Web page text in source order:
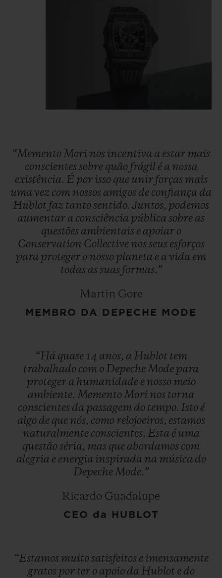
“Memento Mori nos incentiva a estar mais
conscientessobre quão frágil é a nossa
existência. É por isso que unir forças mais
uma vez com nossos amigos de confiança da
Hublot faz tanto sentido. Juntos, podemos
aumentar a consciência pública sobre as
questões ambientais e apoiar o
Conservation Collective nosseus esforços
para proteger o nosso planeta e a vida em
todas assuas formas.”
Martin Gore
MEMBRO DA DEPECHE MODE
“Há quase 14 anos, a Hublot tem
trabalhado com o DepecheMode para
proteger a humanidade e nosso meio
ambiente. Memento Mori nos torna
conscientes da passagem do tempo. Isto é
algo de que nós, como relojoeiros, estamos
naturalmente conscientes. Esta é uma
questão séria, mas que abordamos com
alegria e energia inspirada na música do
DepecheMode.”
Ricardo Guadalupe
CEO da HUBLOT
“Estamos muito satisfeitos e imensamente
gratos por ter o apoio da Hublot e do